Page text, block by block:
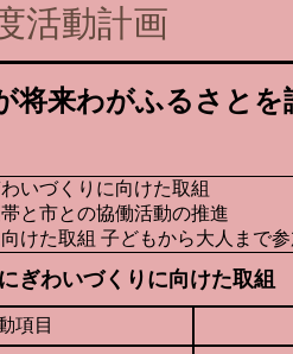
活動計画
将来わがふるさとを
いづくりに向けた取組
と市との協働活動の推進
けた取組 子どもから大人まで
ぎわいづくりに向けた取組
項目